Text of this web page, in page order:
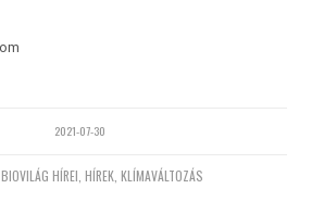
2021-07-30
BIOVILÁG HÍREI HÍREK KLÍMAVÁLTOZÁS